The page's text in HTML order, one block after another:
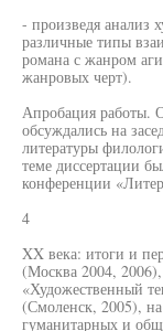
- произведя анализ
различные типы
романа с жанром
жанровых черт).
Апробация работы.
обсуждались на
литературы
теме диссертации
конференции
4
XX века: итоги и
(Москва 2004,
«Художественный
(Смоленск, 2005),
гуманитарных и